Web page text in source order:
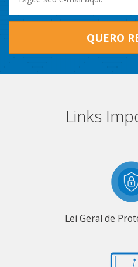
QUERO
Links
Lei Geral de